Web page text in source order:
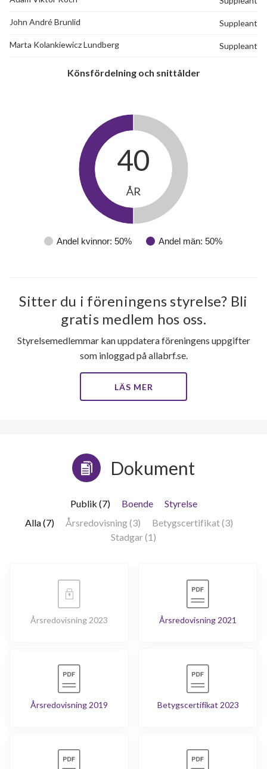
John André Brunlid Suppleant
Marta Kolankiewicz Lundberg Suppleant
Könsfördelning och snittålder
Andel kvinnor: 50% Andel män: 50%
40
ÅR
Sitter du i föreningens styrelse? Bli
gratis medlem hos oss.
Styrelsemedlemmar kan uppdatera föreningens uppgifter
som inloggad på allabrf.se.
LÄS MER
Dokument
Publik (7) Boende
Styrelse
Alla (7)
Årsredovisning (3)
Betygscertifikat (3)
Stadgar (1)
Årsredovisning 2023 Årsredovisning 2021
Årsredovisning 2019 Betygscertifikat 2023